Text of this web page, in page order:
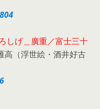
しげ＿廣重／富士三十
（浮世絵・酒井好古